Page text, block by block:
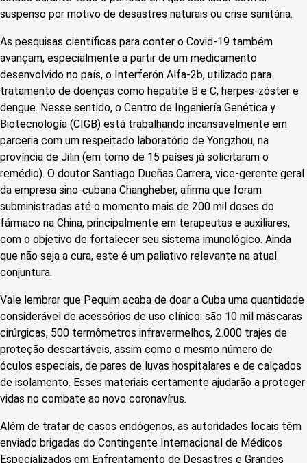
suspenso por motivo de desastres naturais ou crise sanitária.
As pesquisas científicas para conter o Covid-19 também
avançam, especialmente a partir de um medicamento
desenvolvido no país, o Interferón Alfa-2b, utilizado para
tratamento de doenças como hepatite B e C, herpes-zóster e
dengue. Nesse sentido, o Centro de Ingeniería Genética y
Biotecnología (CIGB) está trabalhando incansavelmente em
parceria com um respeitado laboratório de Yongzhou, na
província de Jilin (em torno de 15 países já solicitaram o
remédio). O doutor Santiago Dueñas Carrera, vice-gerente geral
da empresa sino-cubana Changheber, afirma que foram
subministradas até o momento mais de 200 mil doses do
fármaco na China, principalmente em terapeutas e auxiliares,
com o objetivo de fortalecer seu sistema imunológico. Ainda
que não seja a cura, este é um paliativo relevante na atual
conjuntura.
Vale lembrar que Pequim acaba de doar a Cuba uma quantidade
considerável de acessórios de uso clínico: são 10 mil máscaras
cirúrgicas, 500 termômetros infravermelhos, 2.000 trajes de
proteção descartáveis, assim como o mesmo número de
óculos especiais, de pares de luvas hospitalares e de calçados
de isolamento. Esses materiais certamente ajudarão a proteger
vidas no combate ao novo coronavírus.
Além de tratar de casos endógenos, as autoridades locais têm
enviado brigadas do Contingente Internacional de Médicos
Especializados em Enfrentamento de Desastres e Grandes